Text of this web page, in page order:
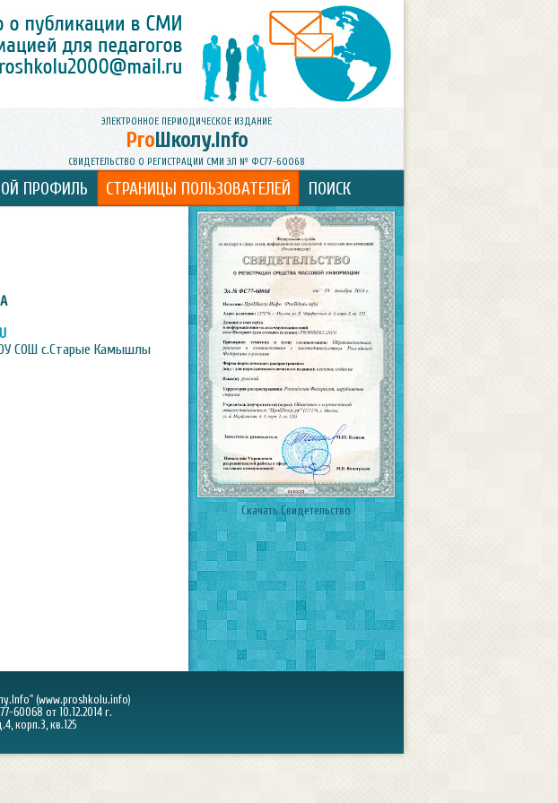
ЭЛЕКТРОННОЕ ПЕРИОДИЧЕСКОЕ ИЗДАНИЕ
ProШколу.Info
СВИДЕТЕЛЬСТВО О РЕГИСТРАЦИИ СМИ ЭЛ № ФС77-60068
ПРОФИЛЬ СТРАНИЦЫ ПОЛЬЗОВАТЕЛЕЙ ПОИСК
СОШ с.Старые Камышлы
Скачать Свидетельство
(www.proshkolu.info)
60068 от 10.12.2014 г.
корп.3, кв.125